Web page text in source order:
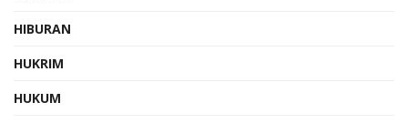
HIBURAN
HUKRIM
HUKUM